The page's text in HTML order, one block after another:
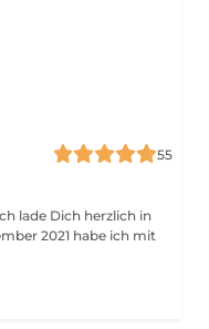
55
lade Dich herzlich in
2021 habe ich mit